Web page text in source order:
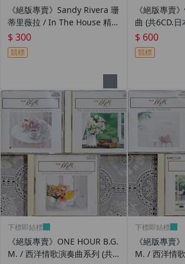
《絕版專賣》Sandy Rivera 珊
蒂里薇拉 / In The House 精選
輯 (2CD.美版)
$ 300
競標
《絕版專賣
曲 (共6CD.
$ 600
競標
下標即結標
《絕版專賣》ONE HOUR B.G.
M. / 西洋情歌演奏曲系列 (共3
下標即結標
《絕版專賣
M. / 西洋情